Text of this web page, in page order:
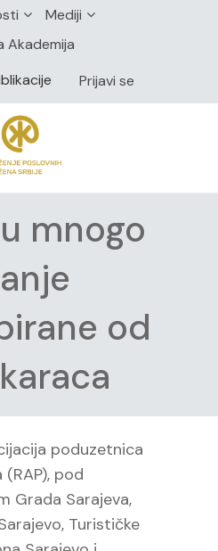
Mediji
Akademija
Prijavi se
mnogo
od
poduzetnica
(RAP), pod
Grada Sarajeva,
Turističke